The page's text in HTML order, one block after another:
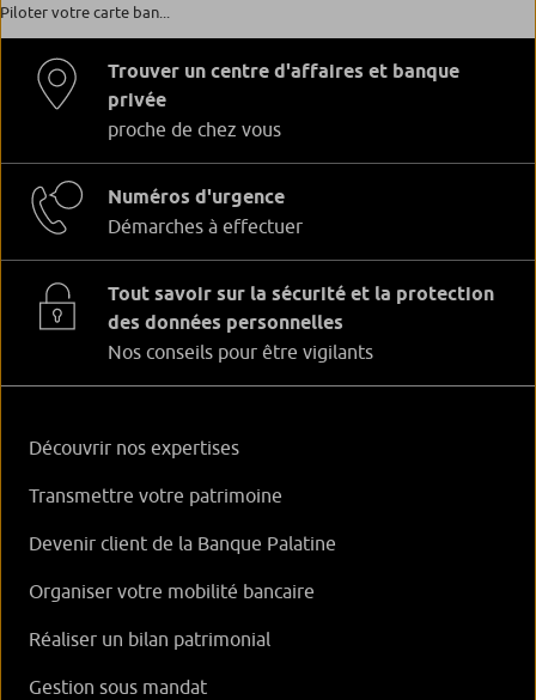
Piloter votre carte ban...
Trouver un centre d'affaires et banque
privée
proche de chez vous
Numéros d'urgence
Démarches à effectuer
Tout savoir sur la sécurité et la protection
des données personnelles
Nos conseils pour être vigilants
Découvrir nos expertises
Transmettre votre patrimoine
Devenir client de la Banque Palatine
Organiser votre mobilité bancaire
Réaliser un bilan patrimonial
Gestion sous mandat